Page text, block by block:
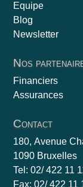
Equipe
Blog
Newsletter
Nos
Financiers
Assurances
Contact
180, Avenue
1090 Bruxelles
Tel: 02/ 422 11
Fax: 02/ 422 11